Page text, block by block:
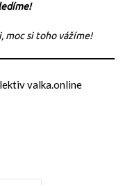
moc si toho vážíme!
valka.online